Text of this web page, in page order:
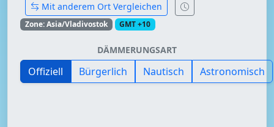
Mit anderem Ort Vergleichen
Zone: Asia/Vladivostok GMT +10
DÄMMERUNGSART
Offiziell Bürgerlich Nautisch Astronomisch